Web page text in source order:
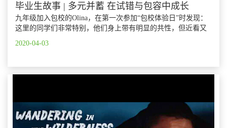
毕业生故事 | 多元并蓄 在试错与包容中成长
九年级加入包校的Olina，在第一次参加“包校体验日”时发现：
这里的同学们非常特别，他们身上带有明显的共性，但近看又
2020-04-03